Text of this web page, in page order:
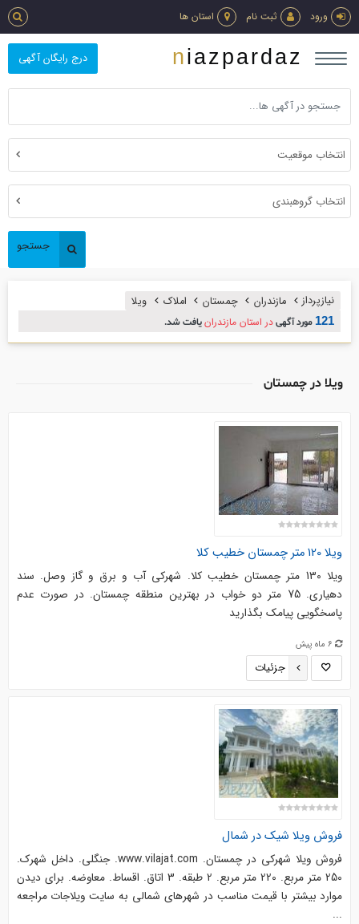
ورود ثبت نام استان ها
درج رایگان آگهی niazpardaz
انتخاب موقعیت
انتخاب گروهبندی
جستجو
نیازپرداز مازندران چمستان املاك ويلا
121 مورد آگهیدر استان مازندرانیافت شد.
ويلا در چمستان
ویلا 120 متر چمستان خطیب کلا
ویلا 130 متر چمستان خطیب کلا. شهرکی آب و برق و گاز وصل. سند
دهیاری. 75 متر دو خواب در بهترین منطقه چمستان. در صورت عدم
پاسخگویی پیامک بگذارید
6 ماه پیش
جزئیات
فروش ویلا شیک در شمال
فروش ویلا شهرکی در چمستان. www.vilajat.com. جنگلی. داخل شهرک.
250 متر مربع. 220 متر مربع. 2 طبقه. 3 اتاق. اقساط. معاوضه. برای دیدن
موارد بیشتر با قیمت مناسب در شهرهای شمالی به سایت ویلاجات مراجعه
...